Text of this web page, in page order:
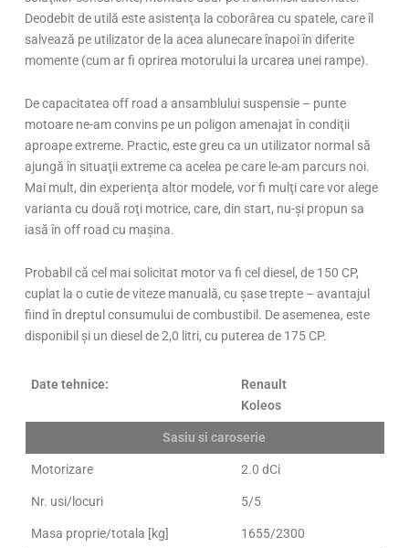
Deodebit de utilă este asistenţa la coborârea cu spatele, care îl
salvează pe utilizator de la acea alunecare înapoi în diferite
momente (cum ar fi oprirea motorului la urcarea unei rampe).
De capacitatea off road a ansamblului suspensie – punte
motoare ne-am convins pe un poligon amenajat în condiţii
aproape extreme. Practic, este greu ca un utilizator normal să
ajungă în situaţii extreme ca acelea pe care le-am parcurs noi.
Mai mult, din experienţa altor modele, vor fi mulţi care vor alege
varianta cu două roţi motrice, care, din start, nu-şi propun sa
iasă în off road cu maşina.
Probabil că cel mai solicitat motor va fi cel diesel, de 150 CP,
cuplat la o cutie de viteze manuală, cu şase trepte – avantajul
fiind în dreptul consumului de combustibil. De asemenea, este
disponibil şi un diesel de 2,0 litri, cu puterea de 175 CP.
Date tehnice:
Renault
Koleos
Sasiu si caroserie
Motorizare 2.0 dCi
Nr. usi/locuri 5/5
Masa proprie/totala [kg] 1655/2300